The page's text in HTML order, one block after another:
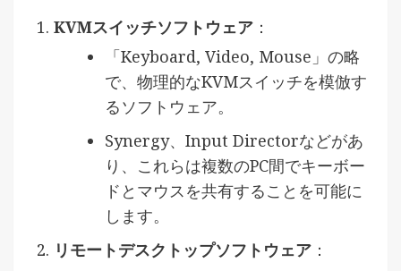
KVMスイッチソフトウェア ：
「Keyboard, Video, Mouse」の略
で、物理的なKVMスイッチを模倣す
るソフトウェア。
Synergy、Input Directorなどがあ
り、これらは複数のPC間でキーボー
ドとマウスを共有することを可能に
します。
リモートデスクトップソフトウェア ：